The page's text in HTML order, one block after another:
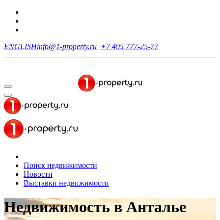
ENGLISHinfo@1-property.ru +7 495 777-25-77
Поиск недвижимости
Новости
Выставки недвижимости
Недвижимостьв Анталье